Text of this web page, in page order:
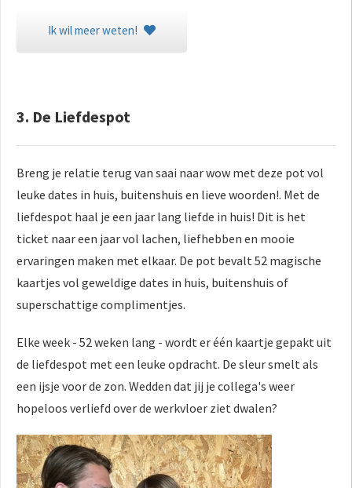
Ik wil meer weten!
3. De Liefdespot
Breng je relatie terug van saai naar wow met deze pot vol
leuke dates in huis, buitenshuis en lieve woorden!. Met de
liefdespot haal je een jaar lang liefde in huis! Dit is het
ticket naar een jaar vol lachen, liefhebben en mooie
ervaringen maken met elkaar. De pot bevalt 52 magische
kaartjes vol geweldige dates in huis, buitenshuis of
superschattige complimentjes.
Elke week - 52 weken lang - wordt er één kaartje gepakt uit
de liefdespot met een leuke opdracht. De sleur smelt als
een ijsje voor de zon. Wedden dat jij je collega's weer
hopeloos verliefd over de werkvloer ziet dwalen?